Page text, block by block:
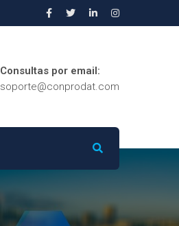
Consultas por email:
soporte@conprodat.com